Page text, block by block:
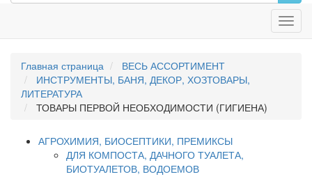
Главная страница
ВЕСЬ АССОРТИМЕНТ
ИНСТРУМЕНТЫ, БАНЯ, ДЕКОР, ХОЗТОВАРЫ,
ЛИТЕРАТУРА
ТОВАРЫ ПЕРВОЙ НЕОБХОДИМОСТИ (ГИГИЕНА)
АГРОХИМИЯ, БИОСЕПТИКИ, ПРЕМИКСЫ
ДЛЯ КОМПОСТА, ДАЧНОГО ТУАЛЕТА,
БИОТУАЛЕТОВ, ВОДОЕМОВ